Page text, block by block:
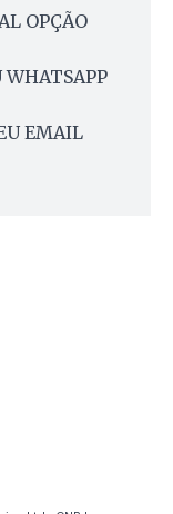
OPÇÃO
WHATSAPP
EMAIL